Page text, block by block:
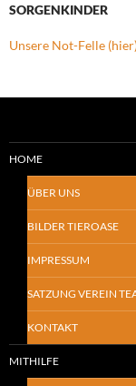
SORGENKINDER
Unsere Not-Felle
HOME
ÜBER UNS
BILDER TIEROASE
IMPRESSUM
SATZUNG VEREIN
KONTAKT
MITHILFE